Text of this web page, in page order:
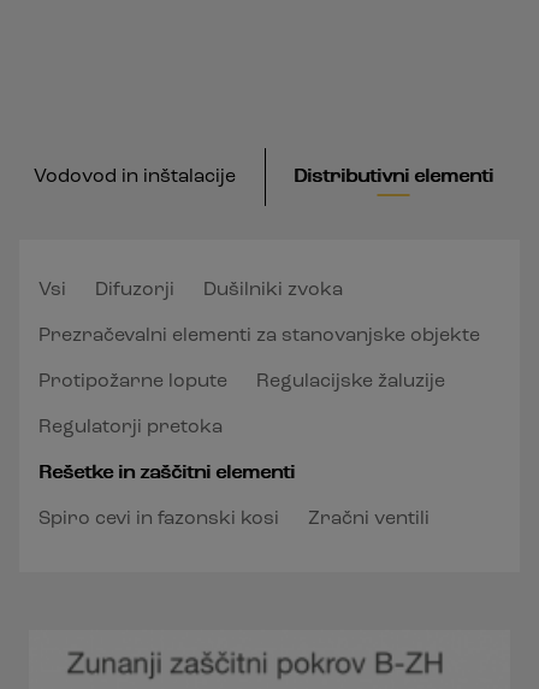
Vodovod in inštalacije Distributivni elementi
Vsi Difuzorji Dušilniki zvoka
Prezračevalni elementi za stanovanjske objekte
Protipožarne lopute Regulacijske žaluzije
Regulatorji pretoka
Rešetke in zaščitni elementi
Spiro cevi in fazonski kosi Zračni ventili